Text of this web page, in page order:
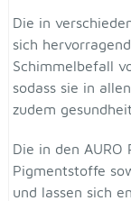
Die in
sich
Schimmelbefall
sodass sie in
zudem
Die in den
Pigmentstoffe
und lassen sich